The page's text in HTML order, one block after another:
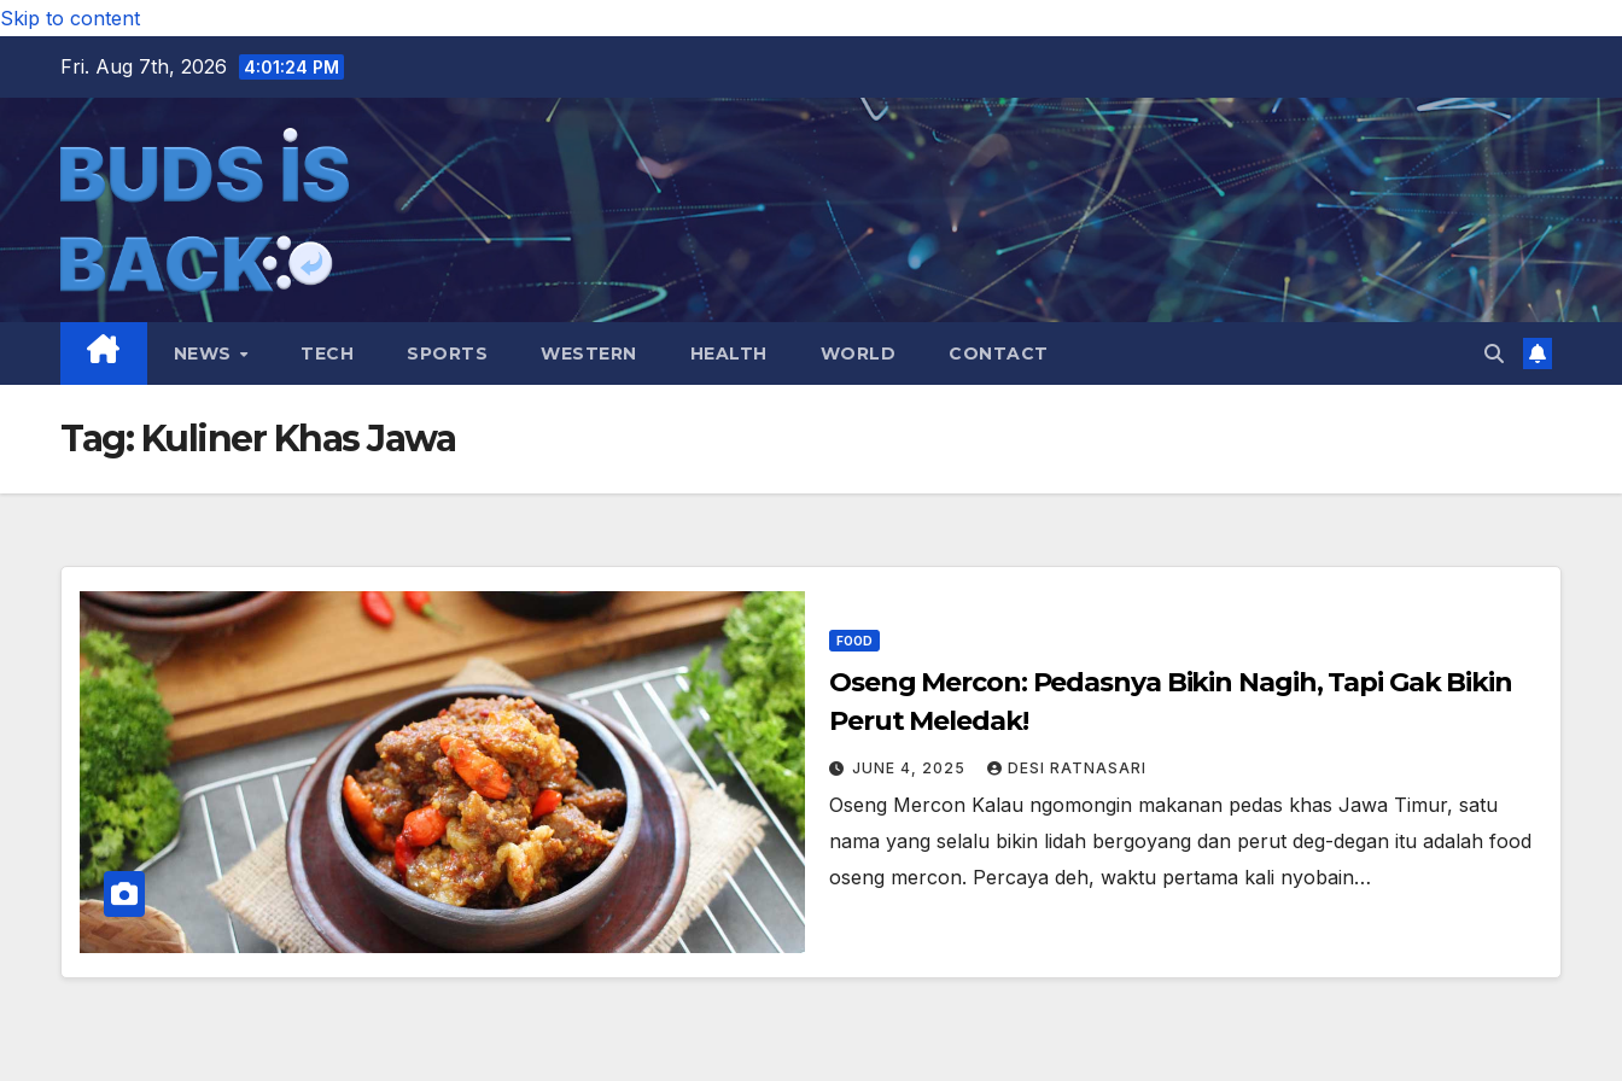
Skip to content
Fri. Aug 7th, 2026
4:01:24 PM
NEWS TECH SPORTS WESTERN HEALTH WORLD CONTACT
Tag: Kuliner Khas Jawa
FOOD
Oseng Mercon: Pedasnya Bikin Nagih, Tapi Gak Bikin
Perut Meledak!
JUNE 4, 2025 DESI RATNASARI
Oseng Mercon Kalau ngomongin makanan pedas khas Jawa Timur, satu
nama yang selalu bikin lidah bergoyang dan perut deg-degan itu adalah food
oseng mercon. Percaya deh, waktu pertama kali nyobain…